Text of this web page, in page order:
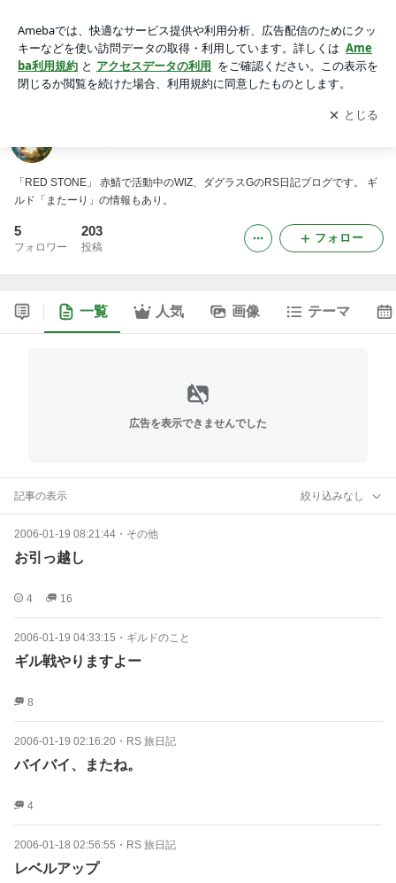
アプリをダウンロードして ブログの更新通知
を受け取りまし
ょう。
開く
「RED STONE」 赤鯖で活動中のWIZ、ダグラスGのRS日記ブログです。 ギ
ルド「またーり」の情報もあり。
5
フォロワー
203
投稿
フォロー
一覧 人気 画像 テーマ
広告を表示できませんでした
記事の表示 絞り込みなし
2006-01-19 08:21:44 ・ その他
お引っ越し
4 16
2006-01-19 04:33:15 ・ ギルドのこと
ギル戦やりますよー
8
2006-01-19 02:16:20 ・ RS 旅日記
バイバイ、またね。
4
2006-01-18 02:56:55 ・ RS 旅日記
レベルアップ